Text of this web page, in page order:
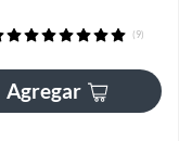
(9)
Agregar